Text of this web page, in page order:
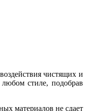
чистящих и
стиле, подобрав
материалов не сдает